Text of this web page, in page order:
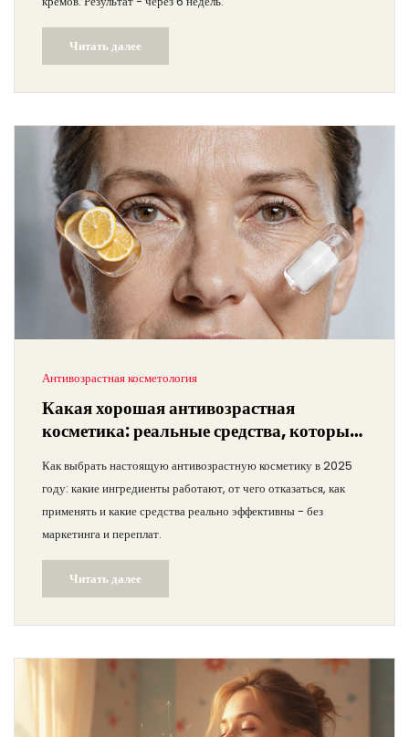
Читать далее
Антивозрастная косметология
Какая хорошая антивозрастная
косметика: реальные средства, которые
Как выбрать настоящую антивозрастную косметику в 2025
году: какие ингредиенты работают, от чего отказаться, как
применять и какие средства реально эффективны - без
маркетинга и переплат.
Читать далее